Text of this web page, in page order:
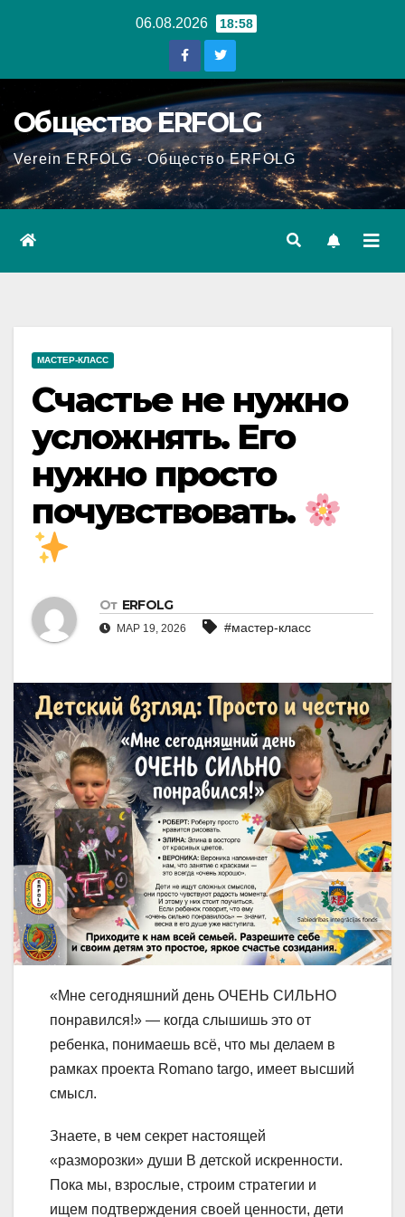
06.08.2026 18:58
Общество ERFOLG
Verein ERFOLG - Общество ERFOLG
МАСТЕР-КЛАСС
Счастье не нужно
усложнять. Его
нужно просто
почувствовать.
От ERFOLG
МАР 19, 2026 #мастер-класс
«Мне сегодняшний день ОЧЕНЬ СИЛЬНО
понравился!» — когда слышишь это от
ребенка, понимаешь всё, что мы делаем в
рамках проекта Romano targo, имеет высший
смысл.
Знаете, в чем секрет настоящей
«разморозки» души В детской искренности.
Пока мы, взрослые, строим стратегии и
ищем подтверждения своей ценности, дети